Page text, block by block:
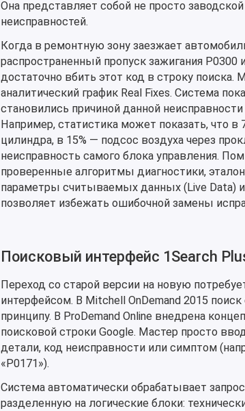
Она представляет собой не просто
неисправностей.
Когда в ремонтную зону заезжает
распространенный пропуск зажигания P0300
достаточно вбить этот код в строку
аналитический график Real Fixes. Система
становились причиной данной
Например, статистика может показать, что
цилиндра, в 15% — подсос воздуха через
неисправность самого блока управления.
проверенные алгоритмы диагностики,
параметры считываемых данных (Live Data)
позволяет избежать ошибочной замены
Поисковый интерфейс 1Search
Переход со старой версии на новую
интерфейсом. В Mitchell OnDemand 2015
принципу. В ProDemand Online внедрена
поисковой строки Google. Мастер просто
детали, код неисправности или симптом
«P0171»).
Система автоматически обрабатывает
разделенную на логические блоки: